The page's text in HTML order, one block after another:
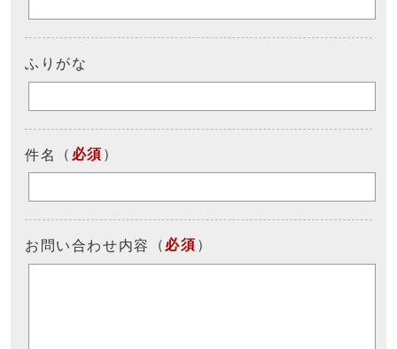
ふりがな
件名 （ 必須 ）
お問い合わせ内容 （ 必須 ）